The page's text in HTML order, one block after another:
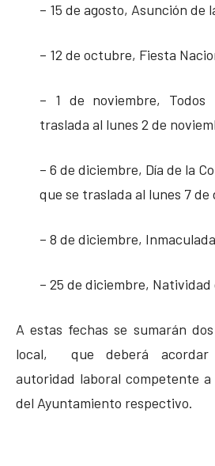
– 15 de agosto, Asunción de
– 12 de octubre, Fiesta
– 1 de noviembre, Todos
traslada al lunes 2 de
– 6 de diciembre, Día de la
que se traslada al lunes 7 de
– 8 de diciembre,
– 25 de diciembre, Natividad
A estas fechas se sumarán
local, que deberá acordar
autoridad laboral competente
del Ayuntamiento respectivo.